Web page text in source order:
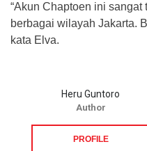
“Akun Chaptoen ini sangat
berbagai wilayah Jakarta.
kata Elva.
Heru Guntoro
Author
PROFILE